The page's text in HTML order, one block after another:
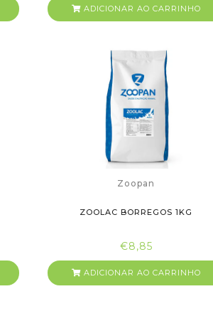
ADICIONAR AO CARRINHO
Zoopan
ZOOLAC BORREGOS 1KG
€8,85
ADICIONAR AO CARRINHO